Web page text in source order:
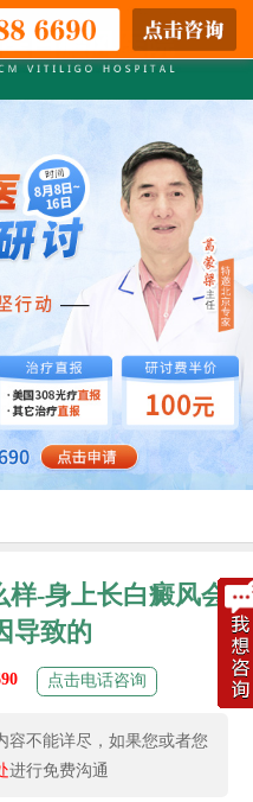
-身上长白癜风会
导致的
点击电话咨询
容不能详尽，如果您或者您
进行免费沟通